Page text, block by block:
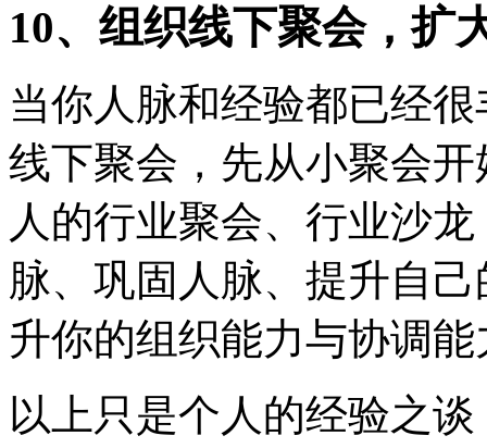
10、组织线下聚会，扩
当你人脉和经验都已经
线下聚会，先从小聚会
人的行业聚会、行业沙
脉、巩固人脉、提升自
升你的组织能力与协调能
以上只是个人的经验之